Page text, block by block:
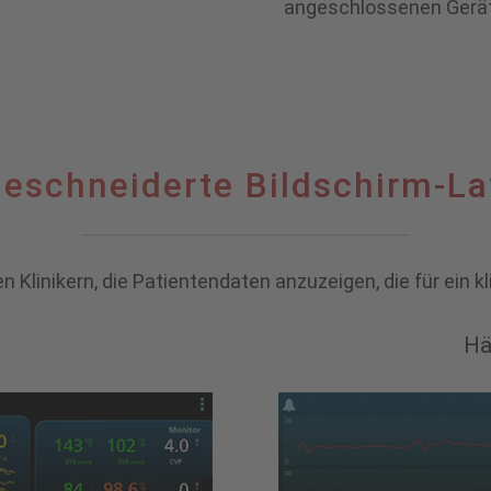
angeschlossenen
Bildschirm-
die Patientendaten anzuzeigen, die für ein